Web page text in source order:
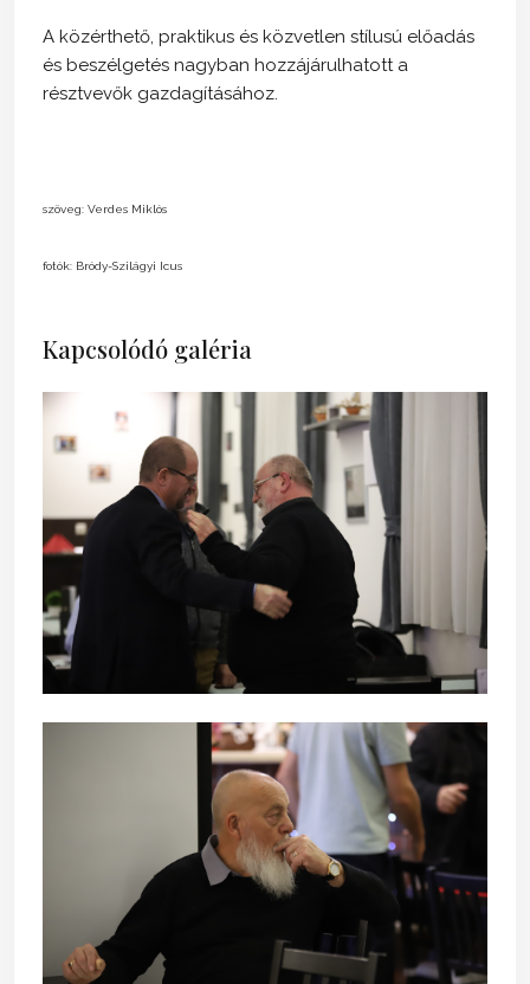
A közérthető, praktikus és közvetlen stílusú előadás
és beszélgetés nagyban hozzájárulhatott a
résztvevők gazdagításához.
szöveg: Verdes Miklós
fotók: Bródy-Szilágyi Icus
Kapcsolódó galéria